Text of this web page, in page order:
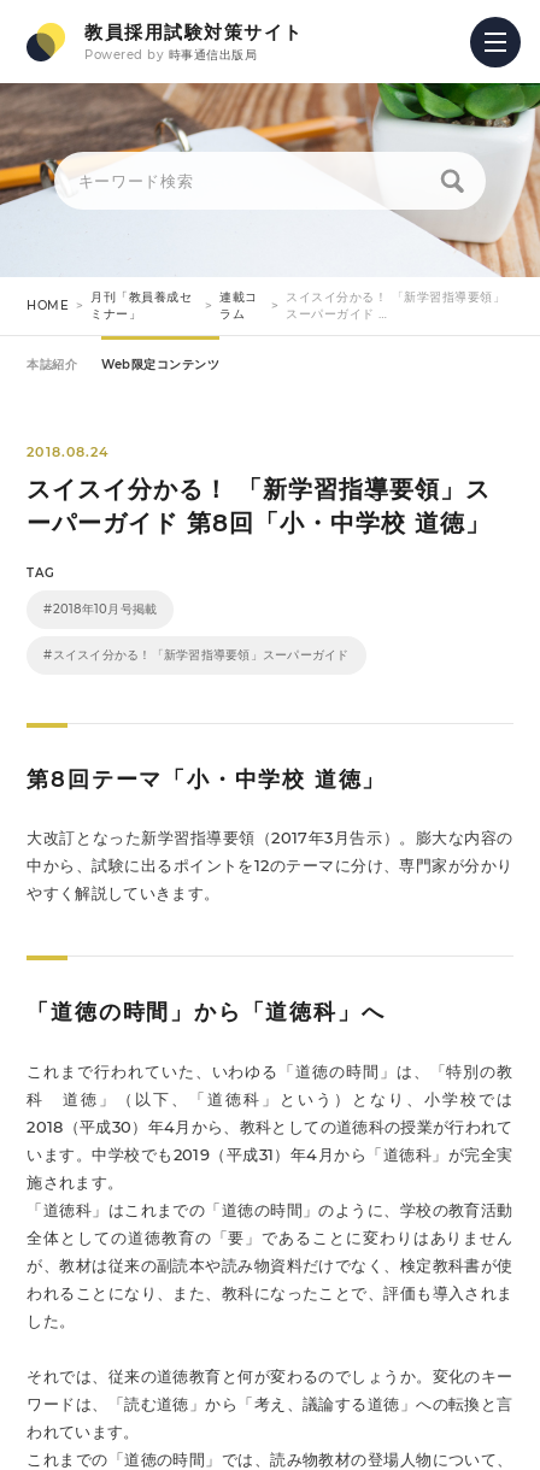
教員採用試験対策サイト
Powered by 時事通信出版局
HOME
月刊「教員養成セ
ミナー」
連載コ
ラム
スイスイ分かる！ 「新学習指導要領」
スーパーガイド …
本誌紹介 Web限定コンテンツ
2018.08.24
スイスイ分かる！ 「新学習指導要領」ス
ーパーガイド 第8回「小・中学校 道徳」
TAG
#2018年10月号掲載
#スイスイ分かる！「新学習指導要領」スーパーガイド
第8回テーマ「小・中学校 道徳」
大改訂となった新学習指導要領（2017年3月告示）。膨大な内容の
中から、試験に出るポイントを12のテーマに分け、専門家が分かり
やすく解説していきます。
「道徳の時間」から「道徳科」へ
これまで行われていた、いわゆる「道徳の時間」は、「特別の教
科 道徳」（以下、「道徳科」という）となり、小学校では
2018（平成30）年4月から、教科としての道徳科の授業が行われて
います。中学校でも2019（平成31）年4月から「道徳科」が完全実
施されます。
「道徳科」はこれまでの「道徳の時間」のように、学校の教育活動
全体としての道徳教育の「要」であることに変わりはありません
が、教材は従来の副読本や読み物資料だけでなく、検定教科書が使
われることになり、また、教科になったことで、評価も導入されま
した。
それでは、従来の道徳教育と何が変わるのでしょうか。変化のキー
ワードは、「読む道徳」から「考え、議論する道徳」への転換と言
われています。
これまでの「道徳の時間」では、読み物教材の登場人物について、